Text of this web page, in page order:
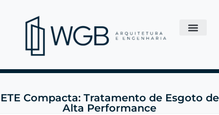
ETE Compacta: Tratamento de Esgoto de
Alta Performance